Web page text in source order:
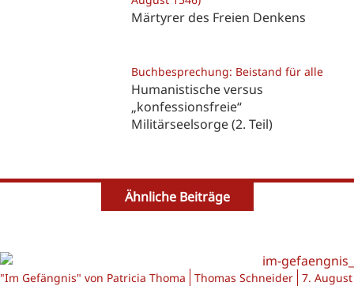
Märtyrer des Freien Denkens
Buchbesprechung: Beistand für alle
Humanistische versus
„konfessionsfreie“
Militärseelsorge (2. Teil)
Ähnliche Beiträge
"Im Gefängnis" von Patricia Thoma Thomas Schneider 7.